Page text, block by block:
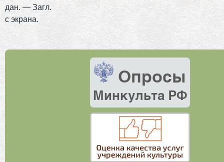
дан. — Загл.
с экрана.